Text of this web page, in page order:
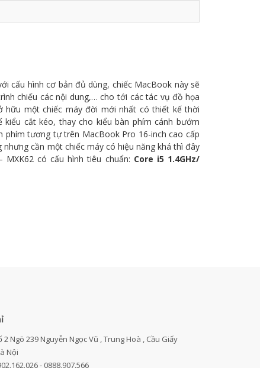
cấu hình cơ bản đủ dùng, chiếc MacBook này sẽ
chiếu các nội dung,… cho tới các tác vụ đồ họa
hữu một chiếc máy đời mới nhất có thiết kế thời
cắt kéo, thay cho kiểu bàn phím cánh bướm
phím tương tự trên MacBook Pro 16-inch cao cấp
cần một chiếc máy có hiệu năng khá thì đây
MXK62 có cấu hình tiêu chuẩn: Core i5 1.4GHz/
2 Ngõ 239 Nguyễn Ngọc Vũ , Trung Hoà , Cầu Giấy
Nội
- 0888.907.566